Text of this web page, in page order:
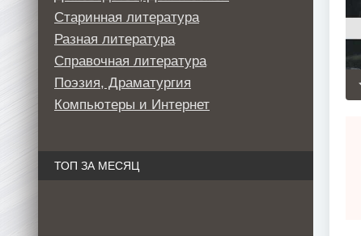
Старинная литература
Разная литература
Справочная литература
Поэзия, Драматургия
Компьютеры и Интернет
ТОП ЗА МЕСЯЦ